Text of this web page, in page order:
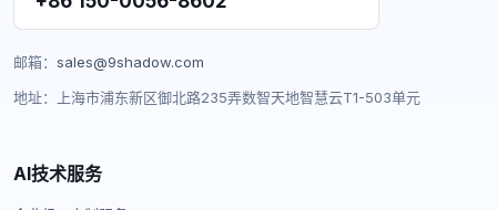
邮箱： sales@9shadow.com
地址：上海市浦东新区御北路235弄数智天地智慧云T1-503单元
AI技术服务